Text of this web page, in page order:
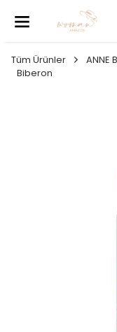
Tüm Ürünler ANNE
Biberon